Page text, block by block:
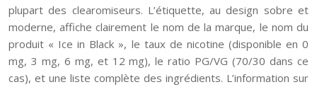
plupart des clearomiseurs. L’étiquette, au design sobre et
moderne, affiche clairement le nom de la marque, le nom du
produit « Ice in Black », le taux de nicotine (disponible en 0
mg, 3 mg, 6 mg, et 12 mg), le ratio PG/VG (70/30 dans ce
cas), et une liste complète des ingrédients. L’information sur